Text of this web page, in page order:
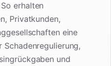
erhalten
Privatkunden,
eine
Schadenregulierung,
und